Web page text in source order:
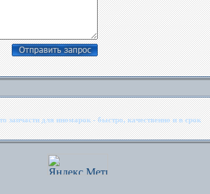
запчасти для иномарок - быстро, качественно и в срок